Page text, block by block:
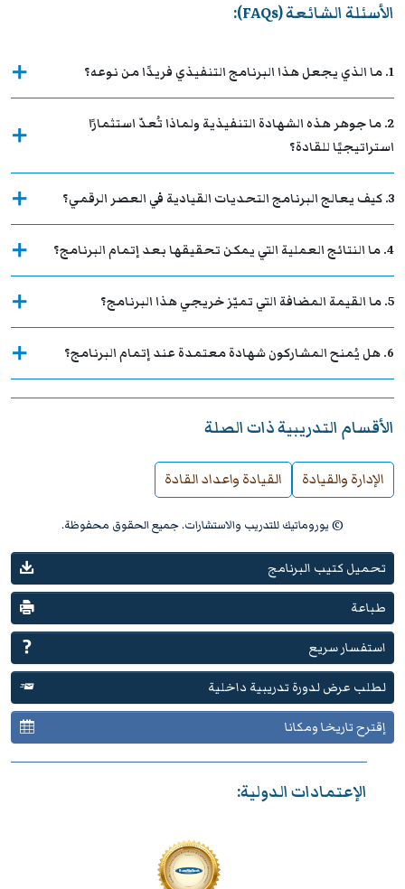
الأسئلة الشائعة (FAQs):
1. ما الذي يجعل هذا البرنامج التنفيذي فريدًا من نوعه؟
2. ما جوهر هذه الشهادة التنفيذية ولماذا تُعدّ استثمارًا
استراتيجيًا للقادة؟
3. كيف يعالج البرنامج التحديات القيادية في العصر الرقمي؟
4. ما النتائج العملية التي يمكن تحقيقها بعد إتمام البرنامج؟
5. ما القيمة المضافة التي تميّز خريجي هذا البرنامج؟
6. هل يُمنح المشاركون شهادة معتمدة عند إتمام البرنامج؟
الأقسام التدريبية ذات الصلة
الإدارة والقيادة القيادة واعداد القادة
© يوروماتيك للتدريب والاستشارات. جميع الحقوق محفوظة.
تحميل كتيب البرنامج
طباعة
استفسار سريع
لطلب عرض لدورة تدريبية داخلية
إقترح تاريخا ومكانا
الإعتمادات الدولية: